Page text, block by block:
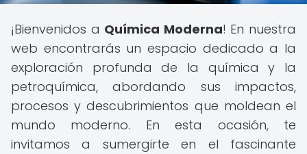
¡Bienvenidos a Química Moderna! En nuestra
web encontrarás un espacio dedicado a la
exploración profunda de la química y la
petroquímica, abordando sus impactos,
procesos y descubrimientos que moldean el
mundo moderno. En esta ocasión, te
invitamos a sumergirte en el fascinante